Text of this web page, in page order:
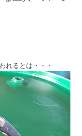
れるとは・・・